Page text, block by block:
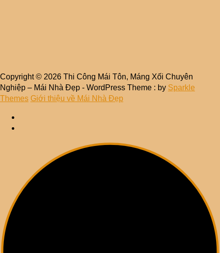
Copyright © 2026 Thi Công Mái Tôn, Máng Xối Chuyên
Nghiệp – Mái Nhà Đẹp - WordPress Theme : by Sparkle
Themes Giới thiệu về Mái Nhà Đẹp